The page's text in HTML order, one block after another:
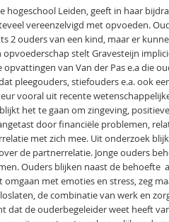
Leiden, geeft in haar
vereenzelvigd met opvoeden.
2 ouders van een kind, maar er
stelt Gravesteijn
van Van der Pas e.a die
pleegouders, stiefouders e.a. ook
vooral uit recente
het te gaan om zingeving,
door financiële problemen,
met zich mee. Uit onderzoek
de partnerrelatie. Jonge ouders
Ouders blijken naast de behoefte
met emoties en stress, zeg
de combinatie van werk en
dat de ouderbegeleider weet heeft